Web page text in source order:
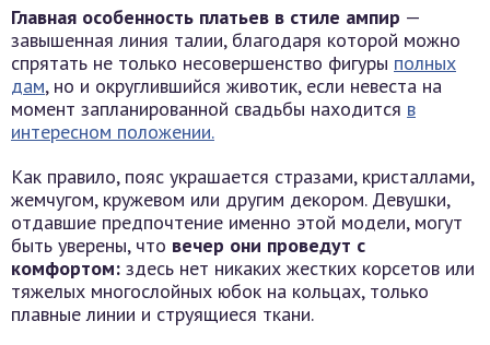
Главная особенность платьев в стиле ампир —
завышенная линия талии, благодаря которой можно
спрятать не только несовершенство фигуры полных
дам, но и округлившийся животик, если невеста на
момент запланированной свадьбы находится в
интересном положении.
Как правило, пояс украшается стразами, кристаллами,
жемчугом, кружевом или другим декором. Девушки,
отдавшие предпочтение именно этой модели, могут
быть уверены, что вечер они проведут с
комфортом: здесь нет никаких жестких корсетов или
тяжелых многослойных юбок на кольцах, только
плавные линии и струящиеся ткани.